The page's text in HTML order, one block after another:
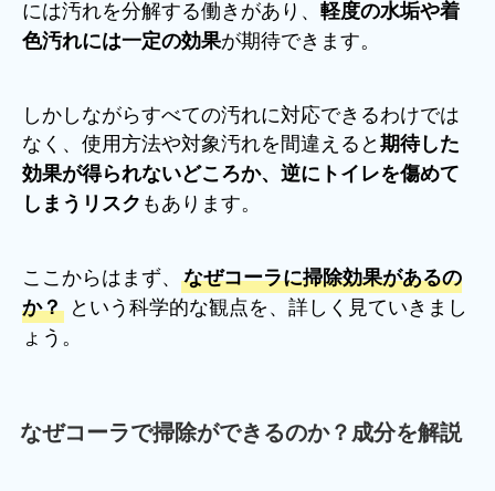
には汚れを分解する働きがあり、 軽度の水垢や着
色汚れには一定の効果が期待できます。
しかしながらすべての汚れに対応できるわけでは
なく、使用方法や対象汚れを間違えると期待した
効果が得られないどころか、逆にトイレを傷めて
しまうリスクもあります。
ここからはまず、 なぜコーラに掃除効果があるの
か？という科学的な観点を、詳しく見ていきまし
ょう。
なぜコーラで掃除ができるのか？成分を解説